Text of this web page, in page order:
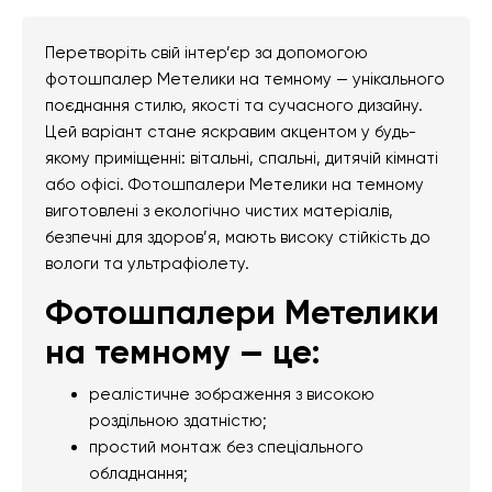
Перетворіть свій інтер’єр за допомогою
фотошпалер Метелики на темному — унікального
поєднання стилю, якості та сучасного дизайну.
Цей варіант стане яскравим акцентом у будь-
якому приміщенні: вітальні, спальні, дитячій кімнаті
або офісі. Фотошпалери Метелики на темному
виготовлені з екологічно чистих матеріалів,
безпечні для здоров’я, мають високу стійкість до
вологи та ультрафіолету.
Фотошпалери Метелики
на темному — це:
реалістичне зображення з високою
роздільною здатністю;
простий монтаж без спеціального
обладнання;